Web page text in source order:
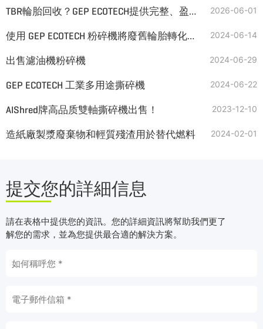
TBR輪胎回收？GEP ECOTECH提供完整、盈利的解決方案 2026-06-01
使用 GEP ECOTECH 粉碎機將廢舊輪胎轉化為 TDF 2024-06-14
出售濾油機粉碎機 2024-06-29
GEP ECOTECH 工業多用途撕碎機 2024-06-22
AIShred牌高品质雙軸撕碎機出售！ 2023-12-10
造紙廠製漿廢棄物和輕質殘渣用於替代燃料 2024-02-01
提交您的詳細信息
請在表格中提供您的資訊。您的詳細資訊將幫助我們更了
解您的需求，並為您提供最合適的解決方案。